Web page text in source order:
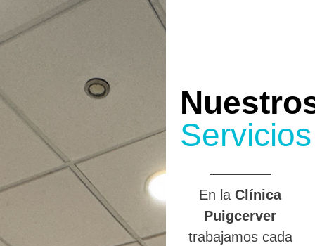
Servicios
En laClínica
Puigcerver
trabajamos cada